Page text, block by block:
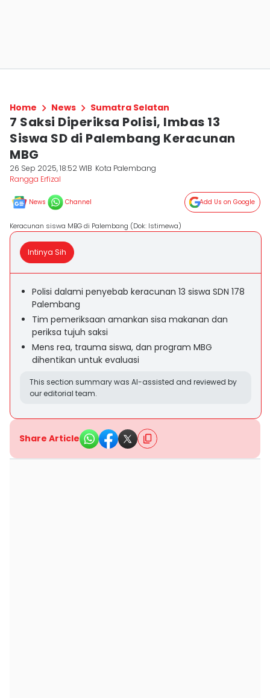
Home News Sumatra Selatan
7 Saksi Diperiksa Polisi, Imbas 13
Siswa SD di Palembang Keracunan
MBG
26 Sep 2025, 18:52 WIB Kota Palembang
Rangga Erfizal
News Channel Add Us on Google
Keracunan siswa MBG di Palembang (Dok: Istimewa)
Intinya Sih
Polisi dalami penyebab keracunan 13 siswa SDN 178
Palembang
Tim pemeriksaan amankan sisa makanan dan
periksa tujuh saksi
Mens rea, trauma siswa, dan program MBG
dihentikan untuk evaluasi
This section summary was AI-assisted and reviewed by
our editorial team.
Share Article